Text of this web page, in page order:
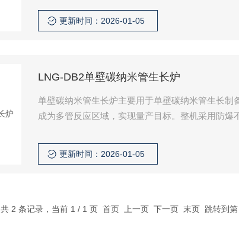
的氧化铝多晶纤维，搭载高精度温控仪表回路，控
更新时间：2026-01-05
LNG-DB2单壁碳纳米管生长炉
单壁碳纳米管生长炉主要用于单壁碳纳米管生长
成为多管反应区域，实现量产目标。整机采用防
多晶纤维，搭载高精度温控仪表回路，控温精准。
更新时间：2026-01-05
共 2 条记录，当前 1 / 1 页 首页 上一页 下一页 末页 跳转到第